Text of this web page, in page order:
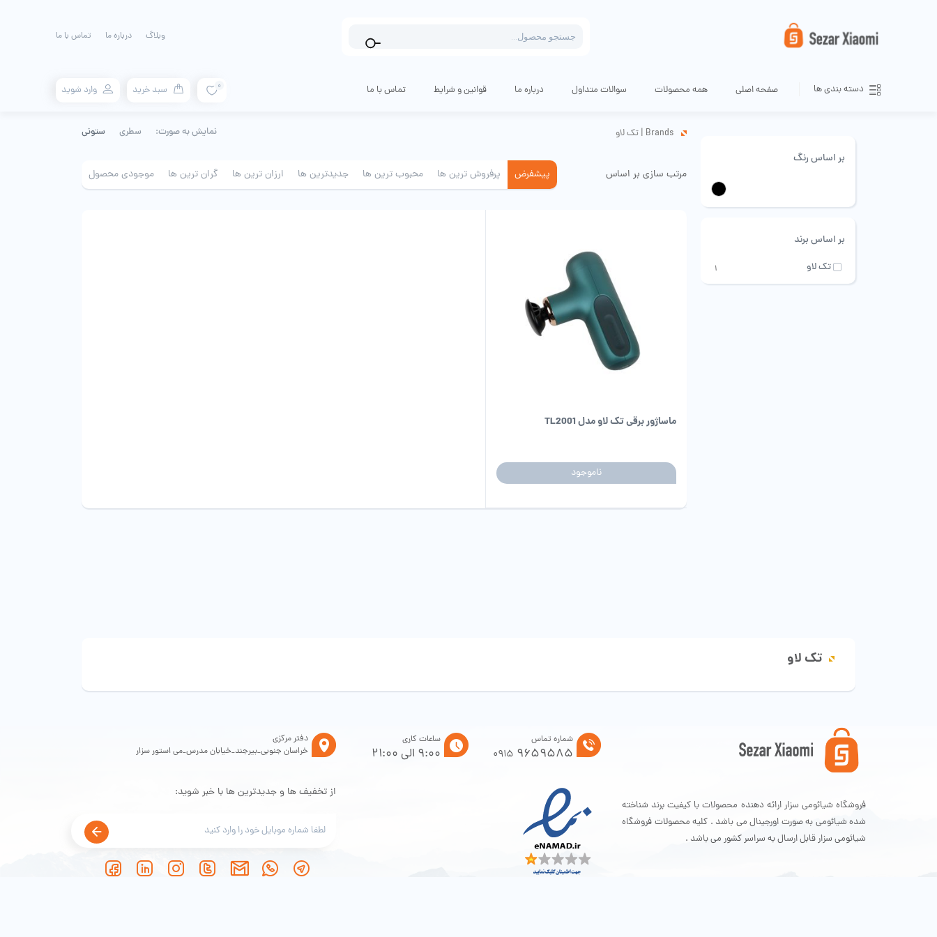
search وبلاگ درباره ما تماس با ما
دسته بندی ها صفحه اصلی همه محصولات سوالات متداول درباره ما قوانین و شرایط تماس با ما 0 سبد خرید وارد شوید
بر اساس رنگ
بر اساس برند
تک لاو 1
Brands
| تک لاو نمایش به صورت: سطری ستونی
مرتب سازی بر اساس پیشفرض پرفروش ترین ها محبوب ترین ها جدیدترین ها ارزان ترین ها گران ترین ها موجودی محصول
ماساژور برقی تک لاو مدل TL2001
ناموجود
تک لاو
فروشگاه شیائومی سزار ارائه دهنده محصولات با کیفیت برند شناخته
شده شیائومی به صورت اورجینال می باشد . کلیه محصولات فروشگاه
شیائومی سزار قابل ارسال به سراسر کشور می باشد .
شماره تماس
0915 9659585
ساعات کاری
9:00 الی 21:00
دفتر مرکزی
خراسان جنوبی_بیرجند_خیابان مدرس_می استور سزار
از تخفیف ها و جدیدترین ها با خبر شوید: